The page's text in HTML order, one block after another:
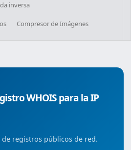
inversa
Compresor de Imágenes
WHOIS para la IP
registros públicos de red.